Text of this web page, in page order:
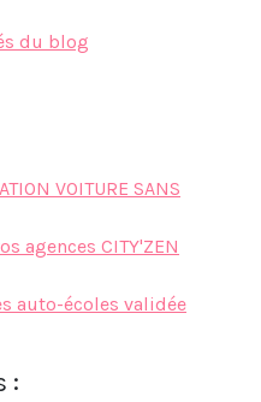
du blog
VOITURE SANS
agences CITY'ZEN
auto-écoles validée
: